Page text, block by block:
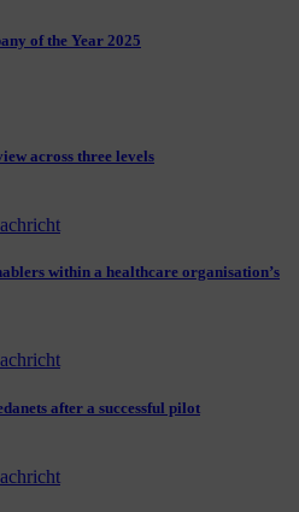
of the Year 2025
across three levels
within a healthcare organisation’s
after a successful pilot